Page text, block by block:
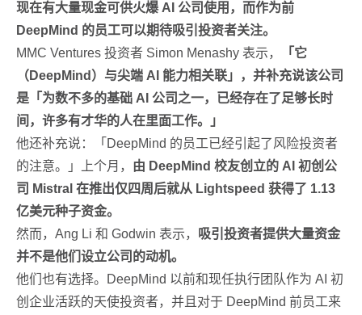
现在有大量现金可供火爆 AI 公司使用，而作为前
DeepMind 的员工可以期待吸引投资者关注。
MMC Ventures 投资者 Simon Menashy 表示，
「它
（DeepMind）与尖端 AI 能力相关联」，并补充说该公司
是「为数不多的基础 AI 公司之一，已经存在了足够长时
间，许多有才华的人在里面工作。」
他还补充说：「DeepMind 的员工已经引起了风险投资者
的注意。」上个月， 由 DeepMind 校友创立的 AI 初创公
司 Mistral 在推出仅四周后就从 Lightspeed 获得了 1.13
亿美元种子资金。
然而，Ang Li 和 Godwin 表示， 吸引投资者提供大量资金
并不是他们设立公司的动机。
他们也有选择。DeepMind 以前和现任执行团队作为 AI 初
创企业活跃的天使投资者，并且对于 DeepMind 前员工来